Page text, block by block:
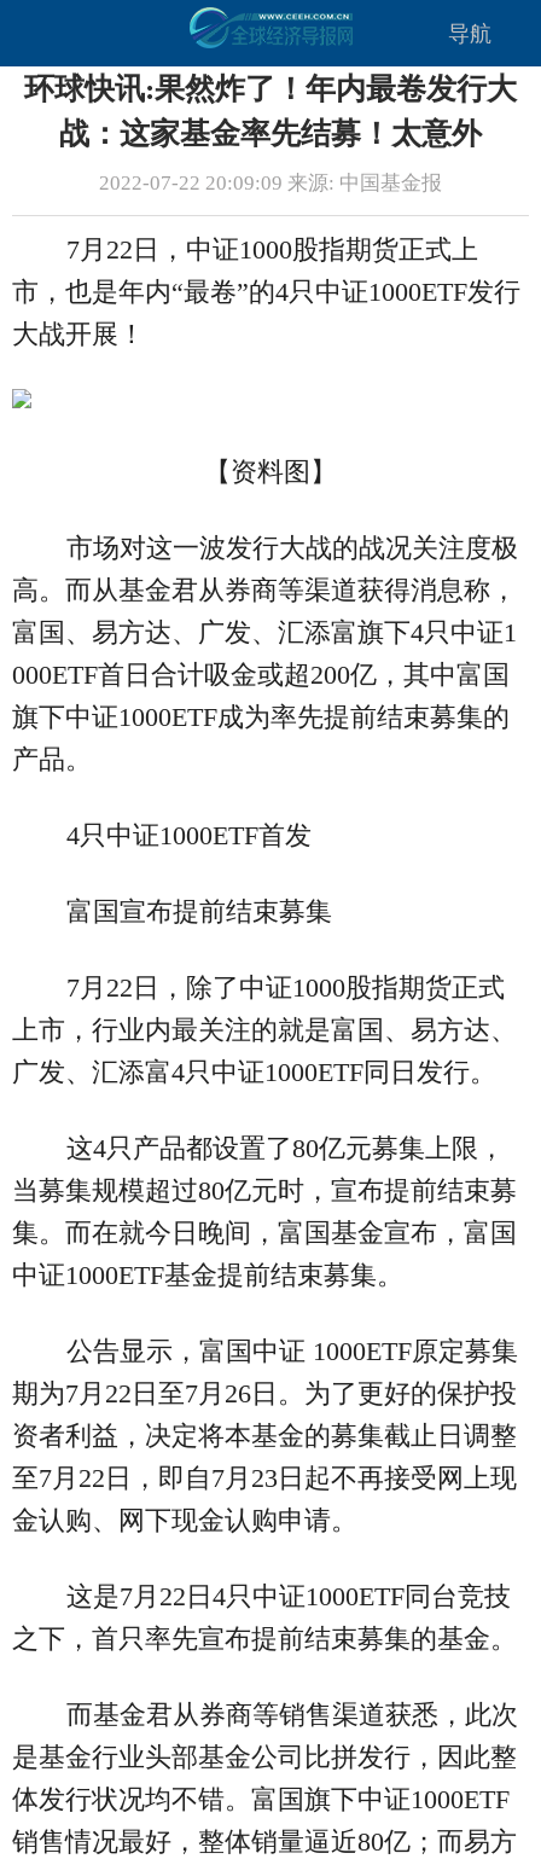
导航
环球快讯:果然炸了！年内最卷发行大
战：这家基金率先结募！太意外
2022-07-22 20:09:09 来源: 中国基金报
7月22日，中证1000股指期货正式上
市，也是年内“最卷”的4只中证1000ETF发行
大战开展！
【资料图】
市场对这一波发行大战的战况关注度极
高。而从基金君从券商等渠道获得消息称，
富国、易方达、广发、汇添富旗下4只中证1
000ETF首日合计吸金或超200亿，其中富国
旗下中证1000ETF成为率先提前结束募集的
产品。
4只中证1000ETF首发
富国宣布提前结束募集
7月22日，除了中证1000股指期货正式
上市，行业内最关注的就是富国、易方达、
广发、汇添富4只中证1000ETF同日发行。
这4只产品都设置了80亿元募集上限，
当募集规模超过80亿元时，宣布提前结束募
集。而在就今日晚间，富国基金宣布，富国
中证1000ETF基金提前结束募集。
公告显示，富国中证 1000ETF原定募集
期为7月22日至7月26日。为了更好的保护投
资者利益，决定将本基金的募集截止日调整
至7月22日，即自7月23日起不再接受网上现
金认购、网下现金认购申请。
这是7月22日4只中证1000ETF同台竞技
之下，首只率先宣布提前结束募集的基金。
而基金君从券商等销售渠道获悉，此次
是基金行业头部基金公司比拼发行，因此整
体发行状况均不错。富国旗下中证1000ETF
销售情况最好，整体销量逼近80亿；而易方